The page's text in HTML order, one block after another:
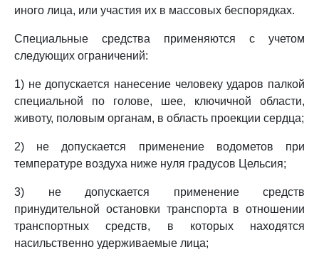
иного лица, или участия их в массовых беспорядках.
Специальные средства применяются с учетом
следующих ограничений:
1) не допускается нанесение человеку ударов палкой
специальной по голове, шее, ключичной области,
животу, половым органам, в область проекции сердца;
2) не допускается применение водометов при
температуре воздуха ниже нуля градусов Цельсия;
3) не допускается применение средств
принудительной остановки транспорта в отношении
транспортных средств, в которых находятся
насильственно удерживаемые лица;